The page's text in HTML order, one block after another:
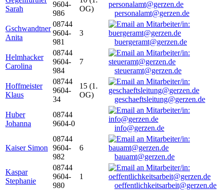
Sarah
9604-
986
OG)
personalamt@gerzen.de
Gschwandtner
Anita
08744
9604-
981
3
buergeramt@gerzen.de
Helmhacker
Carolina
08744
9604-
984
7
steueramt@gerzen.de
Hoffmeister
Klaus
08744
9604-
34
15 (1.
OG)
geschaeftsleitung@gerzen.de
Huber
Johanna
08744
9604-0
info@gerzen.de
Kaiser Simon
08744
9604-
982
6
bauamt@gerzen.de
Kaspar
Stephanie
08744
9604-
980
1
oeffentlichkeitsarbeit@gerzen.de